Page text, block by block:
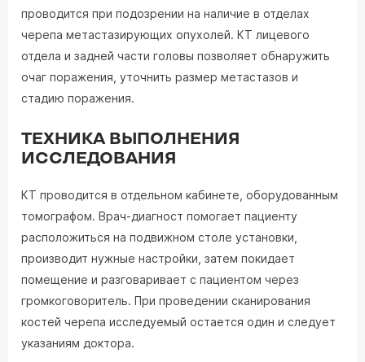
проводится при подозрении на наличие в отделах
черепа метастазирующих опухолей. КТ лицевого
отдела и задней части головы позволяет обнаружить
очаг поражения, уточнить размер метастазов и
стадию поражения.
ТЕХНИКА ВЫПОЛНЕНИЯ
ИССЛЕДОВАНИЯ
КТ проводится в отдельном кабинете, оборудованным
томографом. Врач-диагност помогает пациенту
расположиться на подвижном столе установки,
производит нужные настройки, затем покидает
помещение и разговаривает с пациентом через
громкоговоритель. При проведении сканирования
костей черепа исследуемый остается один и следует
указаниям доктора.